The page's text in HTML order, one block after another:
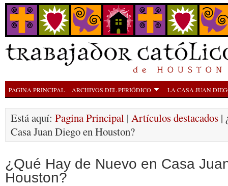
PAGINA PRINCIPAL ARCHIVOS DEL PERIÓDICO LA CASA JUAN
Está aquí: Pagina Principal | Artículos destacados |
Casa Juan Diego en Houston?
¿Qué Hay de Nuevo en Casa
Houston?